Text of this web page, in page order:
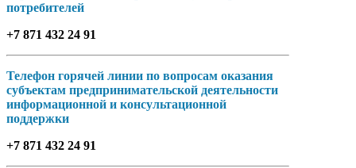
потребителей
+7 871 432 24 91
Телефон горячей линии по вопросам оказания
субъектам предпринимательской деятельности
информационной и консультационной
поддержки
+7 871 432 24 91